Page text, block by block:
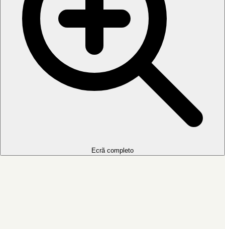
Ecrã completo